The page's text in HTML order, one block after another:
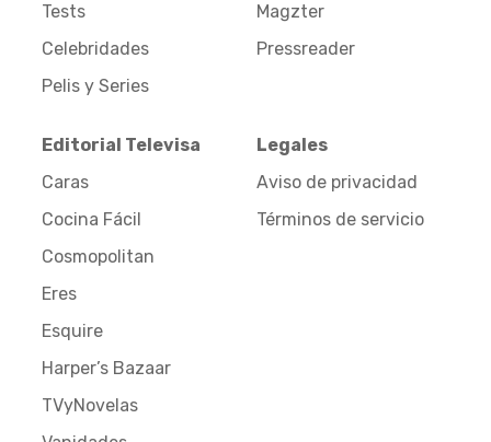
Tests
Celebridades
Pelis y Series
Magzter
Pressreader
Editorial Televisa
Caras
Cocina Fácil
Cosmopolitan
Eres
Esquire
Harper’s Bazaar
TVyNovelas
Legales
Aviso de privacidad
Términos de servicio